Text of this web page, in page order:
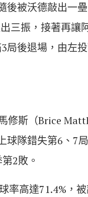
後被沃德敲出一
三振，接著再讓
局後退場，由左
修斯（Brice
隊錯失第6、7
2敗。
率高達71.4%，